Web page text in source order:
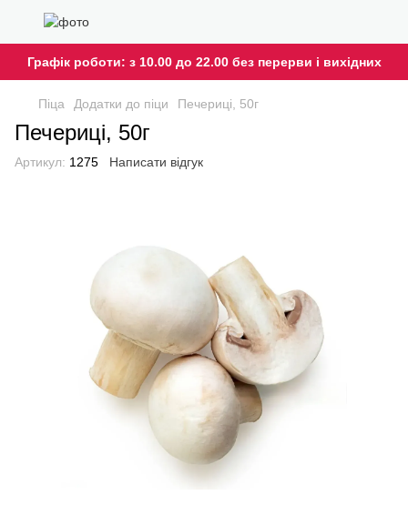
Графік роботи: з 10.00 до 22.00 без перерви і вихідних
Піца Додатки до піци Печериці, 50г
Печериці, 50г
Артикул: 1275 Написати відгук